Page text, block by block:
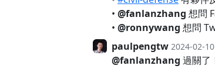
• @fanlanzhang 想問
• @ronnywang 想問
paulpengtw 2024-02-
@fanlanzhang 過關了